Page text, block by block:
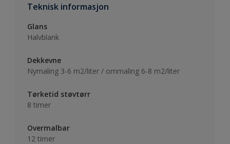
Teknisk informasjon
Glans
Halvblank
Dekkevne
Nymaling 3-6 m2/liter / ommaling 6-8 m2/liter
Tørketid støvtørr
8 timer
Overmalbar
12 timer